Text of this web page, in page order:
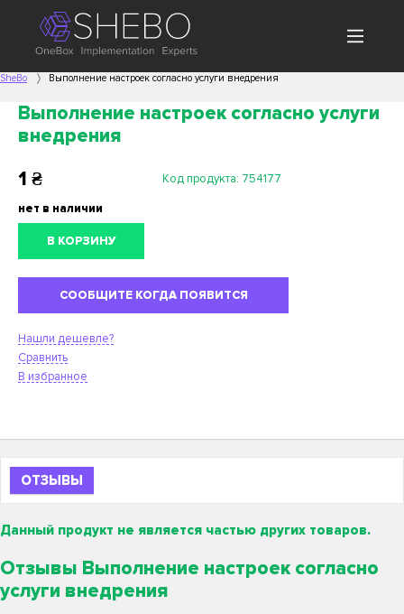
SheBo Выполнение настроек согласно услуги внедрения
Выполнение настроек согласно услуги
внедрения
1 ₴ Код продукта: 754177
нет в наличии
В КОРЗИНУ
СООБЩИТЕ КОГДА ПОЯВИТСЯ
Нашли дешевле?
Сравнить
В избранное
ОТЗЫВЫ
Данный продукт не является частью других товаров.
Отзывы Выполнение настроек согласно
услуги внедрения